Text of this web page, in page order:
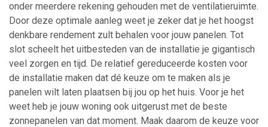
onder meerdere rekening gehouden met de ventilatieruimte.
Door deze optimale aanleg weet je zeker dat je het hoogst
denkbare rendement zult behalen voor jouw panelen. Tot
slot scheelt het uitbesteden van de installatie je gigantisch
veel zorgen en tijd. De relatief gereduceerde kosten voor
de installatie maken dat dé keuze om te maken als je
panelen wilt laten plaatsen bij jou op het huis. Voor je het
weet heb je jouw woning ook uitgerust met de beste
zonnepanelen van dat moment. Maak daarom de keuze voor